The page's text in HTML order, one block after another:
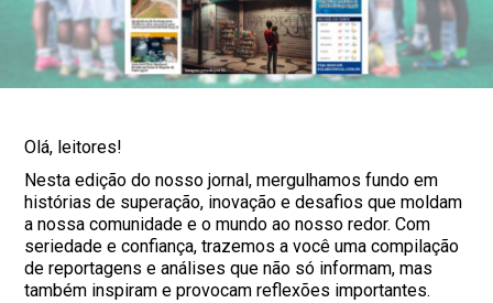
Olá, leitores!
Nesta edição do nosso jornal, mergulhamos fundo em
histórias de superação, inovação e desafios que moldam
a nossa comunidade e o mundo ao nosso redor. Com
seriedade e confiança, trazemos a você uma compilação
de reportagens e análises que não só informam, mas
também inspiram e provocam reflexões importantes.